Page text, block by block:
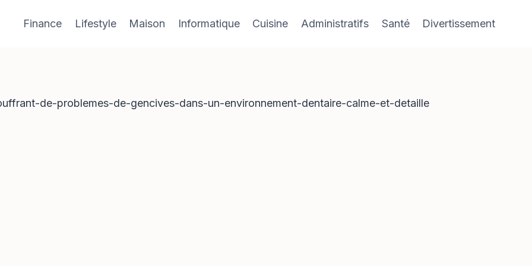
Finance Lifestyle Maison Informatique Cuisine Administratifs Santé Divertissement